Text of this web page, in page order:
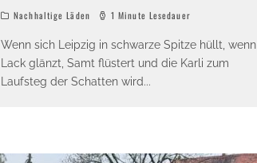
Nachhaltige Läden 1 Minute Lesedauer
Wenn sich Leipzig in schwarze Spitze hüllt, wenn
Lack glänzt, Samt flüstert und die Karli zum
Laufsteg der Schatten wird...